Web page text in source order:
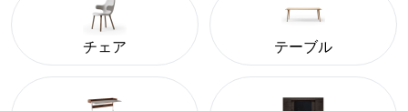
チェア テーブル